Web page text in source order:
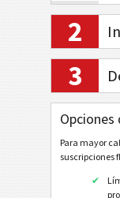
2
3
Opciones
Para mayor
suscripciones